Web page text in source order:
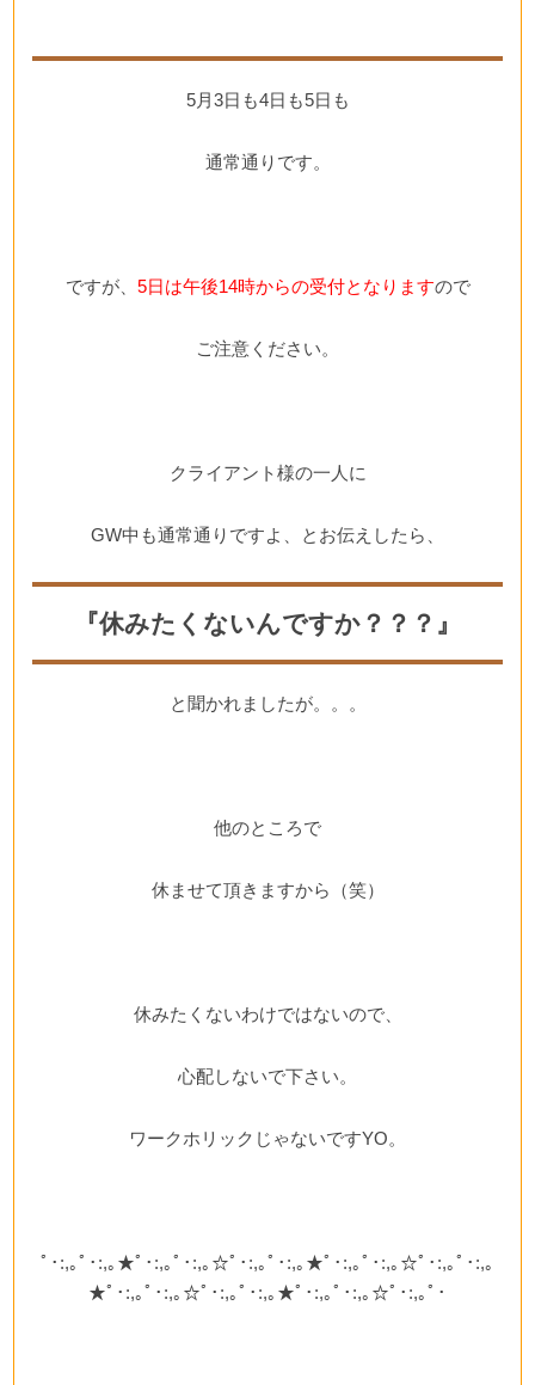
5月3日も4日も5日も
通常通りです。
ですが、 5日は午後14時からの受付となりますので
ご注意ください。
クライアント様の一人に
GW中も通常通りですよ、とお伝えしたら、
『休みたくないんですか？？？』
と聞かれましたが。。。
他のところで
休ませて頂きますから（笑）
休みたくないわけではないので、
心配しないで下さい。
ワークホリックじゃないですYO。
ﾟ･:,｡ﾟ･:,｡★ﾟ･:,｡ﾟ･:,｡☆ﾟ･:,｡ﾟ･:,｡★ﾟ･:,｡ﾟ･:,｡☆ﾟ･:,｡ﾟ･:,｡
★ﾟ･:,｡ﾟ･:,｡☆ﾟ･:,｡ﾟ･:,｡★ﾟ･:,｡ﾟ･:,｡☆ﾟ･:,｡ﾟ･